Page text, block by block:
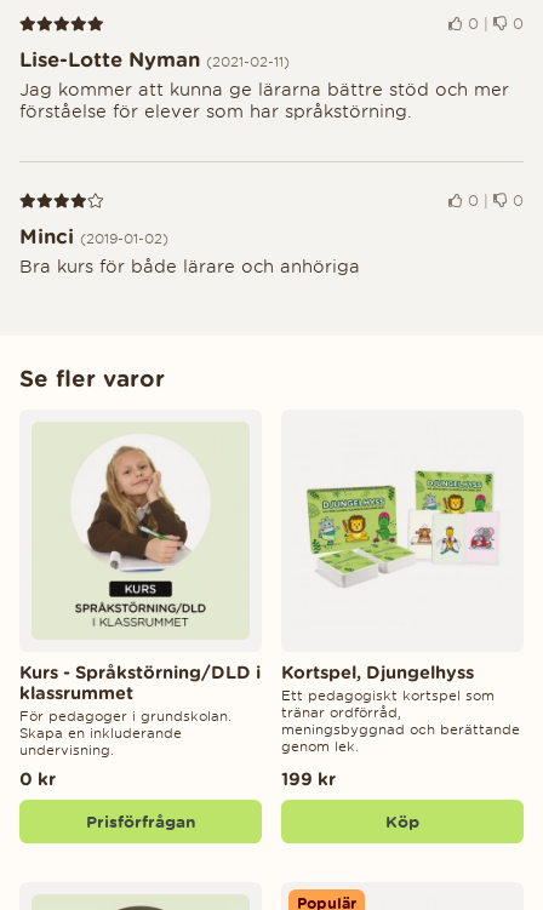
Recension 5 av 5 0 | 0
Lise-Lotte Nyman (2021-02-11)
Jag kommer att kunna ge lärarna bättre stöd och mer
förståelse för elever som har språkstörning.
Recension 4 av 5 0 | 0
Minci (2019-01-02)
Bra kurs för både lärare och anhöriga
Se fler varor
Kurs - Språkstörning/DLD i
klassrummet
För pedagoger i grundskolan.
Skapa en inkluderande
undervisning.
0 kr
Prisförfrågan
Kortspel, Djungelhyss
Ett pedagogiskt kortspel som
tränar ordförråd,
meningsbyggnad och berättande
genom lek.
199 kr
Köp
Populär